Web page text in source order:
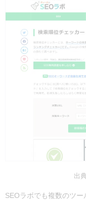
出
SEOラボでも複数のツ